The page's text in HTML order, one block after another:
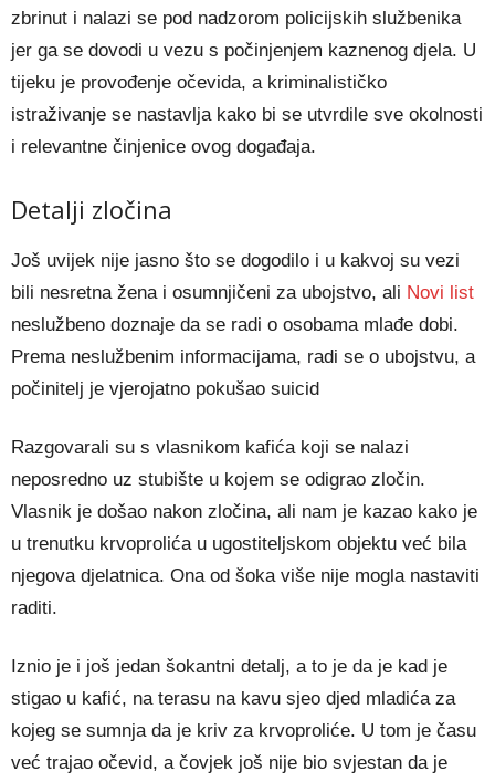
zbrinut i nalazi se pod nadzorom policijskih službenika
jer ga se dovodi u vezu s počinjenjem kaznenog djela. U
tijeku je provođenje očevida, a kriminalističko
istraživanje se nastavlja kako bi se utvrdile sve okolnosti
i relevantne činjenice ovog događaja.
Detalji zločina
Još uvijek nije jasno što se dogodilo i u kakvoj su vezi
bili nesretna žena i osumnjičeni za ubojstvo, ali Novi list
neslužbeno doznaje da se radi o osobama mlađe dobi.
Prema neslužbenim informacijama, radi se o ubojstvu, a
počinitelj je vjerojatno pokušao suicid
Razgovarali su s vlasnikom kafića koji se nalazi
neposredno uz stubište u kojem se odigrao zločin.
Vlasnik je došao nakon zločina, ali nam je kazao kako je
u trenutku krvoprolića u ugostiteljskom objektu već bila
njegova djelatnica. Ona od šoka više nije mogla nastaviti
raditi.
Iznio je i još jedan šokantni detalj, a to je da je kad je
stigao u kafić, na terasu na kavu sjeo djed mladića za
kojeg se sumnja da je kriv za krvoproliće. U tom je času
već trajao očevid, a čovjek još nije bio svjestan da je